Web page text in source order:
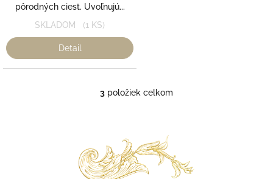
pôrodných ciest. Uvoľnujú...
SKLADOM (1 KS)
Detail
O
d
a
c
3 položiek celkom